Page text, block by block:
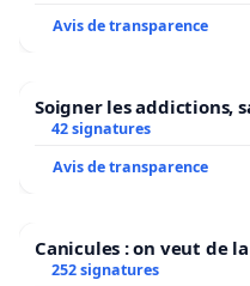
Avis de transparence
Soigner les addictions,
42 signatures
Avis de transparence
Canicules : on veut de
252 signatures